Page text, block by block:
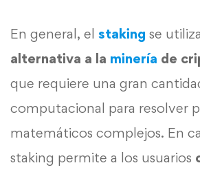
En general, el staking se
alternativa a la minería de
que requiere una gran
computacional para resolver
matemáticos complejos. En
staking permite a los usuarios